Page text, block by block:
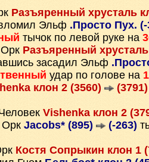
Разъяренный хрусталь
Эльф .Просто Пух.
тычок по левой руке на
Разъяренный
засадил Эльф
удар по голове на
клон 2 (3560) (3791)
Vishenka клон 2
Орк Jacobs* (895) (-263)
Костя Сопрыкин клон 1